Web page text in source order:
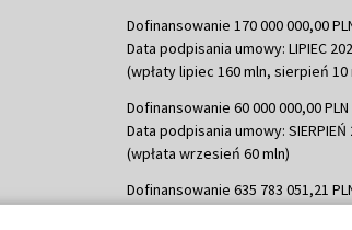
Dofinansowanie 170 000 000,00
Data podpisania umowy: LIPIEC
(wpłaty lipiec 160 mln, sierpień 10
Dofinansowanie 60 000 000,00 PLN
Data podpisania umowy: SIERPIEŃ
(wpłata wrzesień 60 mln)
Dofinansowanie 635 783 051,21